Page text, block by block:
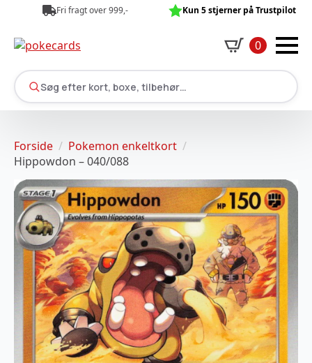
Fri fragt over 999,- Kun 5 stjerner på Trustpilot
0
Søg efter kort, boxe, tilbehør…
Forside
Pokemon enkeltkort
Hippowdon – 040/088